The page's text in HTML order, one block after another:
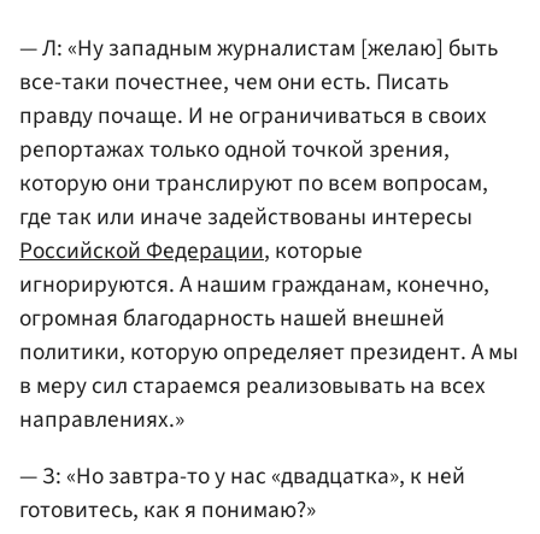
— Л: «Ну западным журналистам [желаю] быть
все-таки почестнее, чем они есть. Писать
правду почаще. И не ограничиваться в своих
репортажах только одной точкой зрения,
которую они транслируют по всем вопросам,
где так или иначе задействованы интересы
Российской Федерации, которые
игнорируются. А нашим гражданам, конечно,
огромная благодарность нашей внешней
политики, которую определяет президент. А мы
в меру сил стараемся реализовывать на всех
направлениях.»
— З: «Но завтра-то у нас «двадцатка», к ней
готовитесь, как я понимаю?»